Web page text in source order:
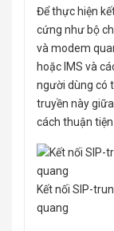
Để thực hiện
cứng như bộ
và modem
hoặc IMS và
người dùng có
truyền này
cách thuận tiện
Kết nối SIP-
quang